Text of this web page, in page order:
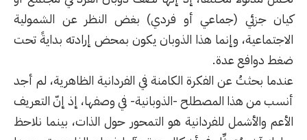
كيان جزئي (جماعي أو فردي) بغض النظر عن الشمولية
الاجتماعية، وإنما هذا الذوبان يكون بمحض إرادته بدايةً تحت
ضغط دوافع عدة.
عندما بحثتُ عن الفكرة الكامنة في الفردانية الظاهرية، لم أجد
أنسب من هذا المصطلح -الذوبانية- في وصفها، إذ إنّ التعريف
الأعم والأشمل للفردانية هو التمحور حول الذات، بينما نلاحظ